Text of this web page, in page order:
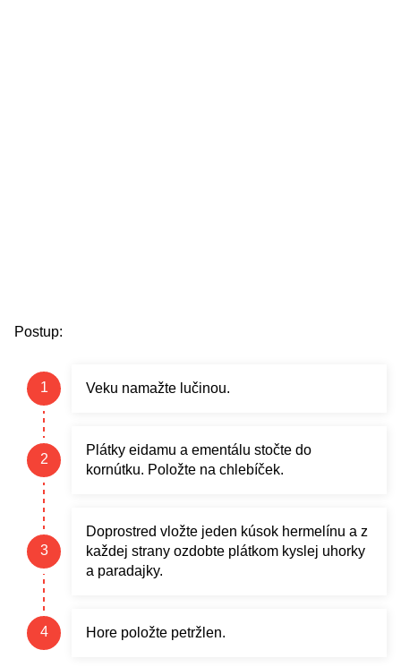
Postup:
Veku namažte lučinou.
Plátky eidamu a ementálu stočte do
kornútku. Položte na chlebíček.
Doprostred vložte jeden kúsok hermelínu a z
každej strany ozdobte plátkom kyslej uhorky
a paradajky.
Hore položte petržlen.